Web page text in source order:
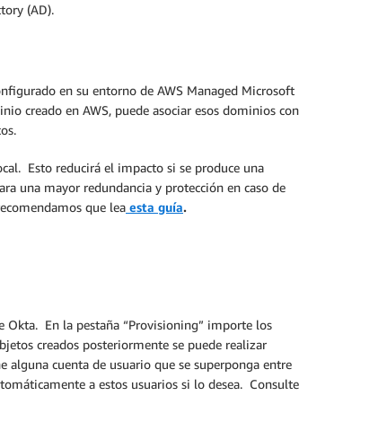
(AD).
en su entorno de AWS Managed Microsoft
creado en AWS, puede asociar esos dominios con
Esto reducirá el impacto si se produce una
una mayor redundancia y protección en caso de
que lea esta guía.
Okta. En la pestaña “Provisioning” importe los
creados posteriormente se puede realizar
cuenta de usuario que se superponga entre
a estos usuarios si lo desea. Consulte